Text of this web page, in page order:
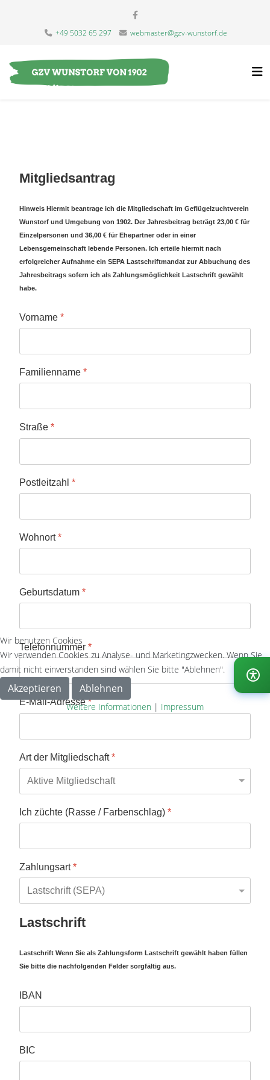
+49 5032 65 297 webmaster@gzv-wunstorf.de
Mitgliedsantrag
Hinweis Hiermit beantrage ich die Mitgliedschaft im Geflügelzuchtverein
Wunstorf und Umgebung von 1902. Der Jahresbeitrag beträgt 23,00 € für
Einzelpersonen und 36,00 € für Ehepartner oder in einer
Lebensgemeinschaft lebende Personen. Ich erteile hiermit nach
erfolgreicher Aufnahme ein SEPA Lastschriftmandat zur Abbuchung des
Jahresbeitrags sofern ich als Zahlungsmöglichkeit Lastschrift gewählt
habe.
Vorname *
Familienname *
Straße *
Postleitzahl *
Wohnort*
Geburtsdatum *
Telefonnummer *
E-Mail-Adresse*
Art der Mitgliedschaft*
Ich züchte (Rasse / Farbenschlag) *
Zahlungsart*
Lastschrift
Lastschrift Wenn Sie als Zahlungsform Lastschrift gewählt haben füllen
Sie bitte die nachfolgenden Felder sorgfältig aus.
IBAN
BIC
Wir benutzen Cookies
Wir verwenden Cookies zu Analyse- und Marketingzwecken. Wenn Sie
damit nicht einverstanden sind wählen Sie bitte "Ablehnen".
Akzeptieren Ablehnen
Weitere Informationen | Impressum